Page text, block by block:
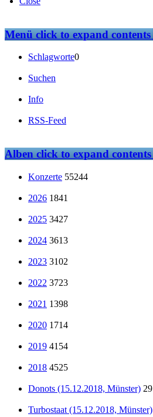
Menüclick to expand contents
Schlagworte0
Suchen
Info
RSS-Feed
Albenclick to expand contents
Konzerte 55244
2026 1841
2025 3427
2024 3613
2023 3102
2022 3723
2021 1398
2020 1714
2019 4154
2018 4525
Donots (15.12.2018, Münster) 29
Turbostaat (15.12.2018, Münster)